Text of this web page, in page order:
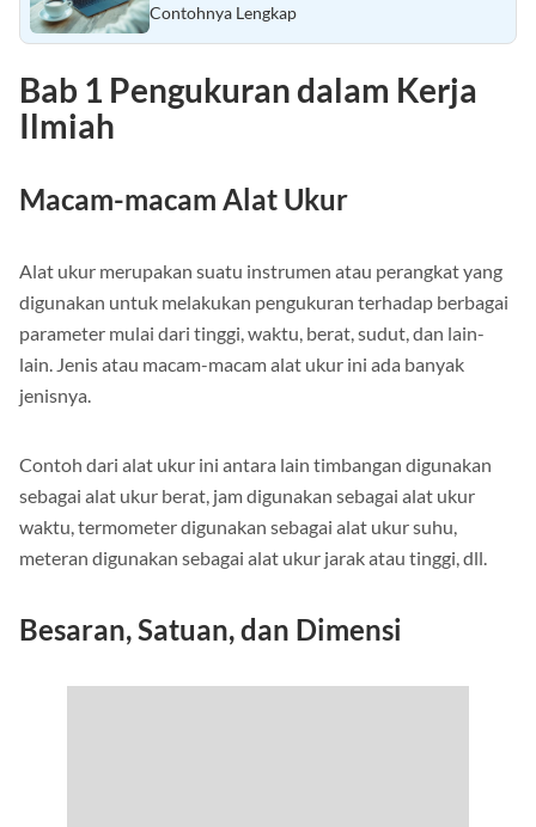
Contohnya Lengkap
Bab 1 Pengukuran dalam Kerja
Ilmiah
Macam-macam Alat Ukur
Alat ukur merupakan suatu instrumen atau perangkat yang
digunakan untuk melakukan pengukuran terhadap berbagai
parameter mulai dari tinggi, waktu, berat, sudut, dan lain-
lain. Jenis atau macam-macam alat ukur ini ada banyak
jenisnya.
Contoh dari alat ukur ini antara lain timbangan digunakan
sebagai alat ukur berat, jam digunakan sebagai alat ukur
waktu, termometer digunakan sebagai alat ukur suhu,
meteran digunakan sebagai alat ukur jarak atau tinggi, dll.
Besaran, Satuan, dan Dimensi